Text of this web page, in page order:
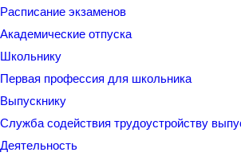
Расписание экзаменов
Академические отпуска
Школьнику
Первая профессия для школьника
Выпускнику
Служба содействия трудоустройству
Деятельность